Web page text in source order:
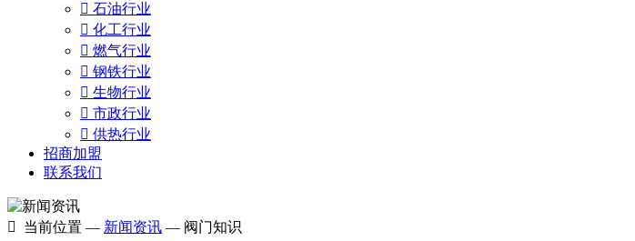
 石油行业
 化工行业
 燃气行业
 钢铁行业
 生物行业
 市政行业
 供热行业
招商加盟
联系我们
 当前位置 — 新闻资讯 — 阀门知识